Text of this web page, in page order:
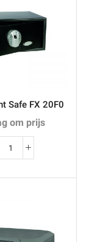
Safe FX 20F0
om prijs
Fingerprint